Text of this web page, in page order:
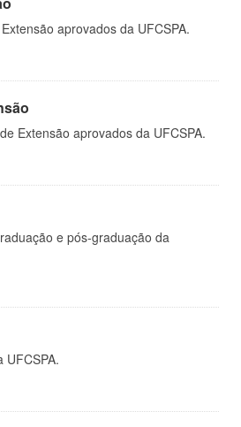
aprovados da UFCSPA.
Extensão aprovados da UFCSPA.
e pós-graduação da
UFCSPA.